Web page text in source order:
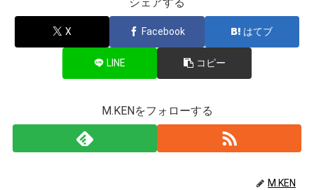
X Facebook はてブ
LINE コピー
M.KENをフォローする
M.KEN